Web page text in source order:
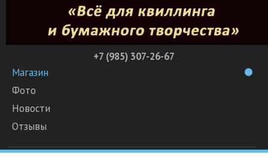
+7 (985) 307-26-67
Магазин
Фото
Новости
Отзывы